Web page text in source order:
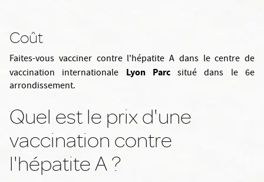
Coût
Faites-vous vacciner contre l'hépatite A dans le centre de
vaccination internationale
Lyon Parcsitué dans le 6e
arrondissement.
Quel est le prix d'une
vaccination contre
l'hépatite A ?